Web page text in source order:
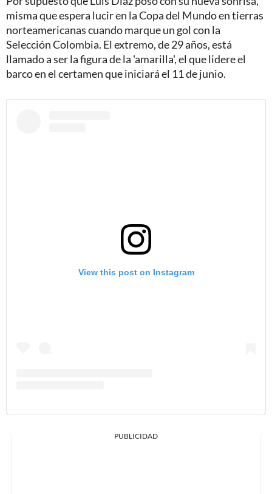
misma que espera lucir en la Copa del Mundo en tierras
norteamericanas cuando marque un gol con la
Selección Colombia. El extremo, de 29 años, está
llamado a ser la figura de la 'amarilla', el que lidere el
barco en el certamen que iniciará el 11 de junio.
View this post on Instagram
PUBLICIDAD